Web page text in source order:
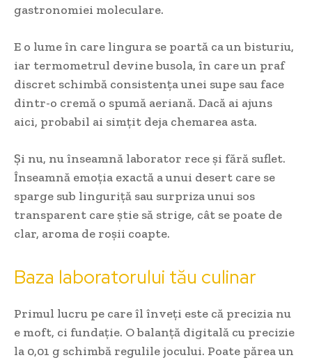
gastronomiei moleculare.
E o lume în care lingura se poartă ca un bisturiu,
iar termometrul devine busola, în care un praf
discret schimbă consistența unei supe sau face
dintr-o cremă o spumă aeriană. Dacă ai ajuns
aici, probabil ai simțit deja chemarea asta.
Și nu, nu înseamnă laborator rece și fără suflet.
Înseamnă emoția exactă a unui desert care se
sparge sub linguriță sau surpriza unui sos
transparent care știe să strige, cât se poate de
clar, aroma de roșii coapte.
Baza laboratorului tău culinar
Primul lucru pe care îl înveți este că precizia nu
e moft, ci fundație. O balanță digitală cu precizie
la 0,01 g schimbă regulile jocului. Poate părea un